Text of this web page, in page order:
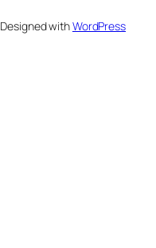
Designed withWordPress